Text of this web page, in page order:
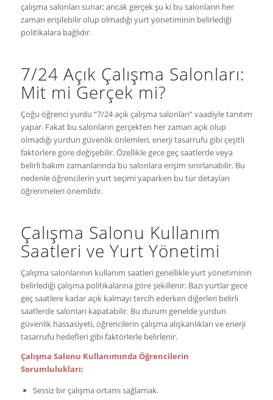
çalışma salonları sunar; ancak gerçek şu ki bu salonların her
zaman erişilebilir olup olmadığı yurt yönetiminin belirlediği
politikalara bağlıdır.
7/24 Açık Çalışma Salonları:
Mit mi Gerçek mi?
Çoğu öğrenci yurdu “7/24 açık çalışma salonları” vaadiyle tanıtım
yapar. Fakat bu salonların gerçekten her zaman açık olup
olmadığı yurdun güvenlik önlemleri, enerji tasarrufu gibi çeşitli
faktörlere göre değişebilir. Özellikle gece geç saatlerde veya
belirli bakım zamanlarında bu salonlara erişim sınırlanabilir. Bu
nedenle öğrencilerin yurt seçimi yaparken bu tür detayları
öğrenmeleri önemlidir.
Çalışma Salonu Kullanım
Saatleri ve Yurt Yönetimi
Çalışma salonlarının kullanım saatleri genellikle yurt yönetiminin
belirlediği çalışma politikalarına göre şekillenir. Bazı yurtlar gece
geç saatlere kadar açık kalmayı tercih ederken diğerleri belirli
saatlerde salonları kapatabilir. Bu durum genelde yurdun
güvenlik hassasiyeti, öğrencilerin çalışma alışkanlıkları ve enerji
tasarrufu hedefleri gibi faktörlerle belirlenir.
Çalışma Salonu Kullanımında Öğrencilerin
Sorumlulukları:
Sessiz bir çalışma ortamı sağlamak.